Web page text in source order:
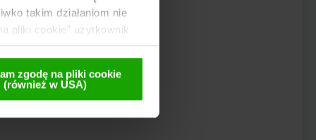
takim działaniom nie
pliki cookie” użytkownik
zgodę na pliki cookie
(również w USA)